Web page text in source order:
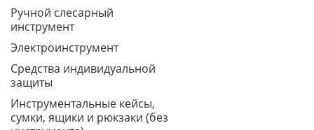
Ручной слесарный
инструмент
Электроинструмент
Средства индивидуальной
защиты
Инструментальные кейсы,
сумки, ящики и рюкзаки (без